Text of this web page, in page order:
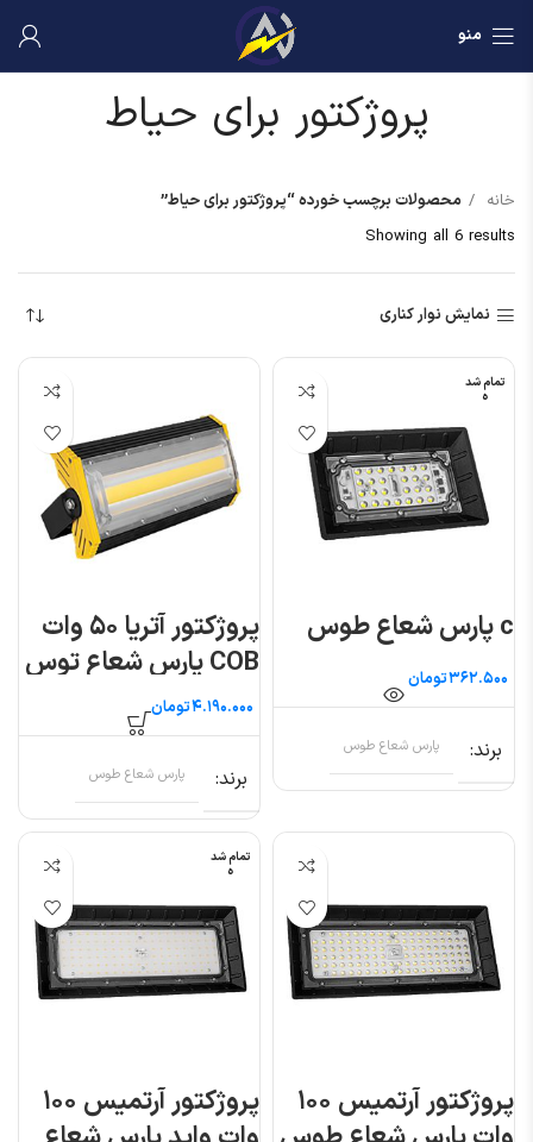
منو
پروژکتور برای حیاط
خانه
محصولات برچسب خورده “پروژکتور برای حیاط”
Showing all 6 results
نمایش نوار کناری
تمام شد
ه
c پارس شعاع طوس
تومان
برند پارس شعاع طوس
پروژکتور آتریا ۵۰ وات
COB پارس شعاع توس
تومان
برند پارس شعاع طوس
پروژکتور آرتمیس ۱۰۰
تمام شد
ه
پروژکتور آرتمیس ۱۰۰